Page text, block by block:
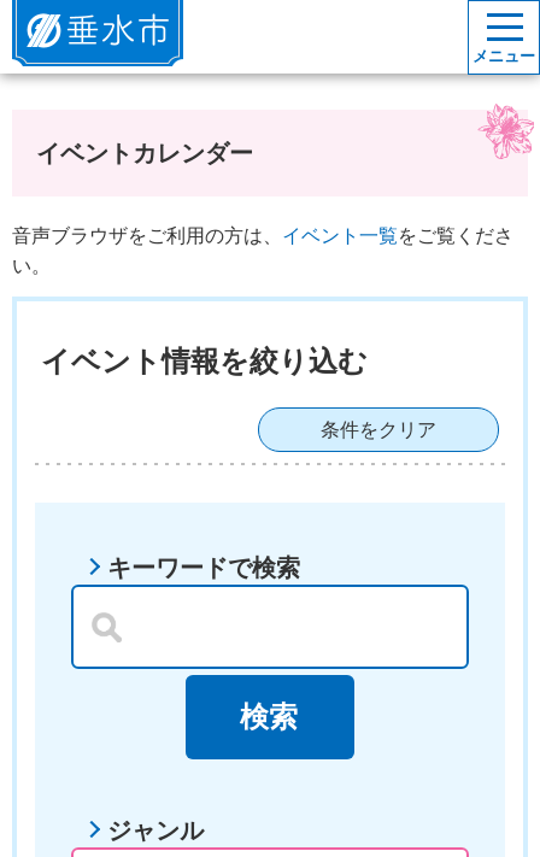
垂水市
メニュー
イベントカレンダー
音声ブラウザをご利用の方は、 イベント一覧をご覧くださ
い。
イベント情報を絞り込む
条件をクリア
キーワードで検索
ジャンル